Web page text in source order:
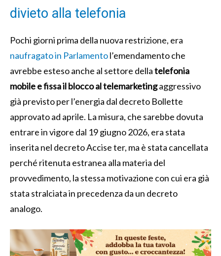
divieto alla telefonia
Pochi giorni prima della nuova restrizione, era
naufragato in Parlamentol’emendamento che
avrebbe esteso anche al settore dellatelefonia
mobile e fissa il blocco al telemarketingaggressivo
già previsto per l’energia dal decreto Bollette
approvato ad aprile. La misura, che sarebbe dovuta
entrare in vigore dal 19 giugno 2026, era stata
inserita nel decreto Accise ter, ma è stata cancellata
perché ritenuta estranea alla materia del
provvedimento, la stessa motivazione con cui era già
stata stralciata in precedenza da un decreto
analogo.